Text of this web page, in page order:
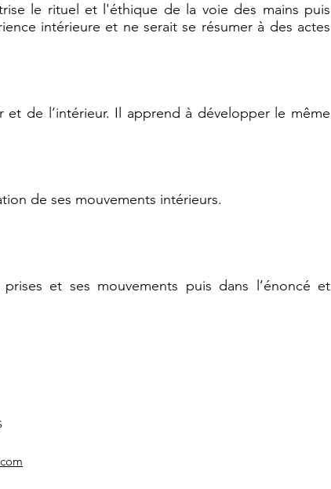
le rituel et l'éthique de la voie des mains puis
intérieure et ne serait se résumer à des actes
de l’intérieur. Il apprend à développer le même
de ses mouvements intérieurs.
et ses mouvements puis dans l’énoncé et